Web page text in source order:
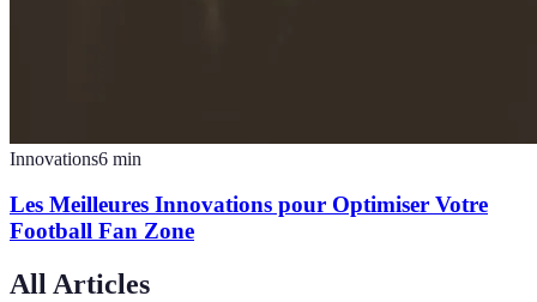
Innovations6 min
Les Meilleures Innovations pour Optimiser Votre
Football Fan Zone
All Articles